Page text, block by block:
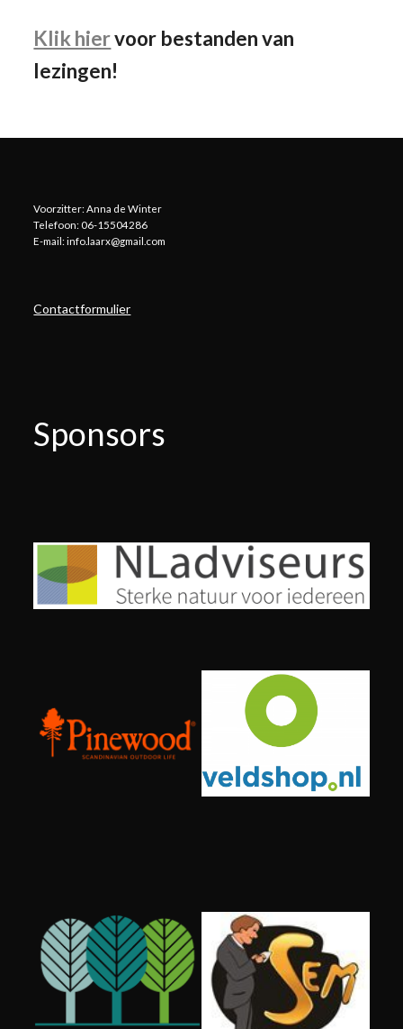
Klik hiervoor bestanden van
lezingen!
Voorzitter: Anna de Winter
Telefoon: 06-15504286
E-mail: info.laarx@gmail.com
Contactformulier
Sponsors